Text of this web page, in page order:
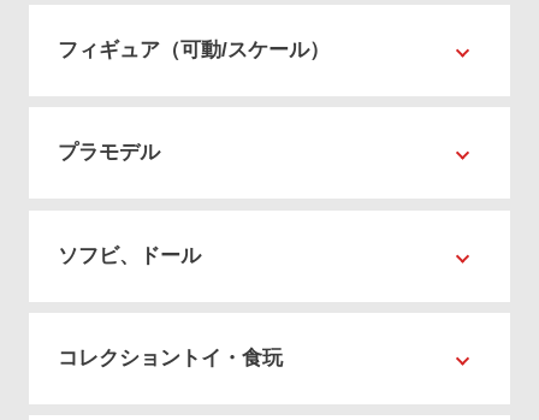
フィギュア（可動/スケール）
プラモデル
ソフビ、ドール
コレクショントイ・食玩